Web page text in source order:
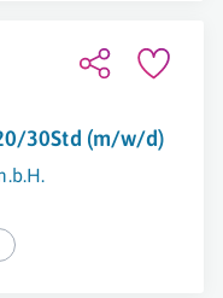
30Std (m/w/d)